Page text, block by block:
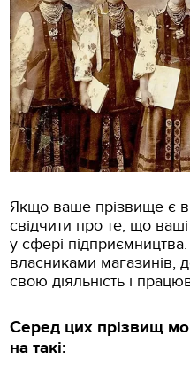
Якщо ваше прізвище є
свідчити про те, що
у сфері
власниками магазинів,
свою діяльність і
Серед цих прізвищ
на такі: